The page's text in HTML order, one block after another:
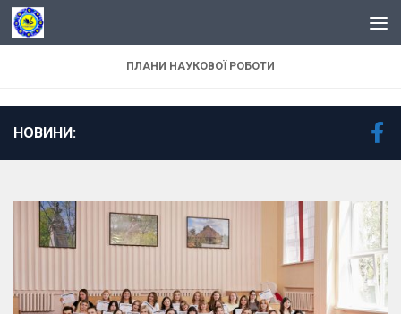
Skip to content
ПЛАНИ НАУКОВОЇ РОБОТИ
НОВИНИ: